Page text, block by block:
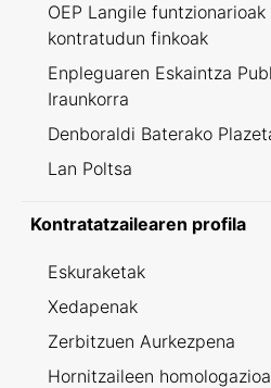
OEP Langile
kontratudun finkoak
Enpleguaren Eskaintza
Iraunkorra
Denboraldi Baterako
Lan Poltsa
Kontratatzailearen profila
Eskuraketak
Xedapenak
Zerbitzuen Aurkezpena
Hornitzaileen homologazioa